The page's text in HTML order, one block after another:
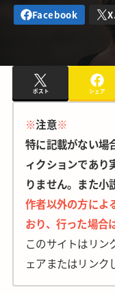
ポスト シェア
※注意※
特に記載がない場
ィクションであり
りません。また小
作者以外の方によ
おり、行った場合
このサイトはリン
ェアまたはリンク